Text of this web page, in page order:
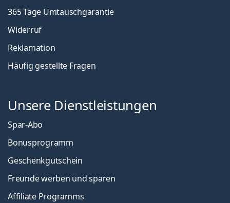
365 Tage Umtauschgarantie
Widerruf
Reklamation
Häufig gestellte Fragen
Unsere Dienstleistungen
Spar-Abo
Bonusprogramm
Geschenkgutschein
Freunde werben und sparen
Affiliate Programms